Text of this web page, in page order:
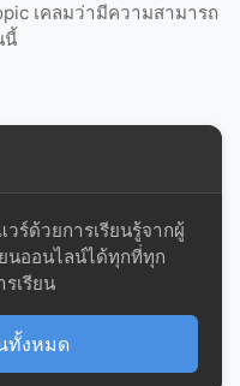
เคลมว่ามีความสามารถ
นี้
ร์ด้วยการเรียนรู้จากผู้
นออนไลน์ได้ทุกที่ทุก
เรียน
ทั้งหมด